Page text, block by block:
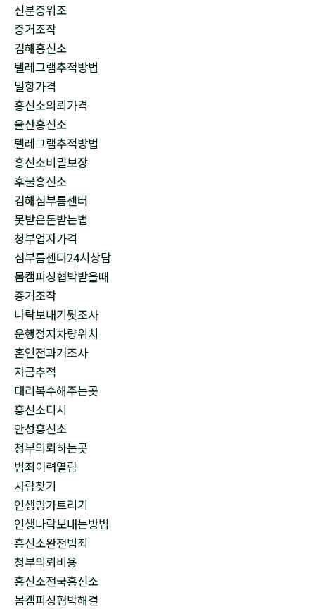
신분증위조
증거조작
김해흥신소
텔레그램추적방법
밀항가격
흥신소의뢰가격
울산흥신소
텔레그램추적방법
흥신소비밀보장
후불흥신소
김해심부름센터
못받은돈받는법
청부업자가격
심부름센터24시상담
몸캠피싱협박받을때
증거조작
나락보내기뒷조사
운행정지차량위치
혼인전과거조사
자금추적
대리복수해주는곳
흥신소디시
안성흥신소
청부의뢰하는곳
범죄이력열람
사람찾기
인생망가트리기
인생나락보내는방법
흥신소완전범죄
청부의뢰비용
흥신소전국흥신소
몸캠피싱협박해결